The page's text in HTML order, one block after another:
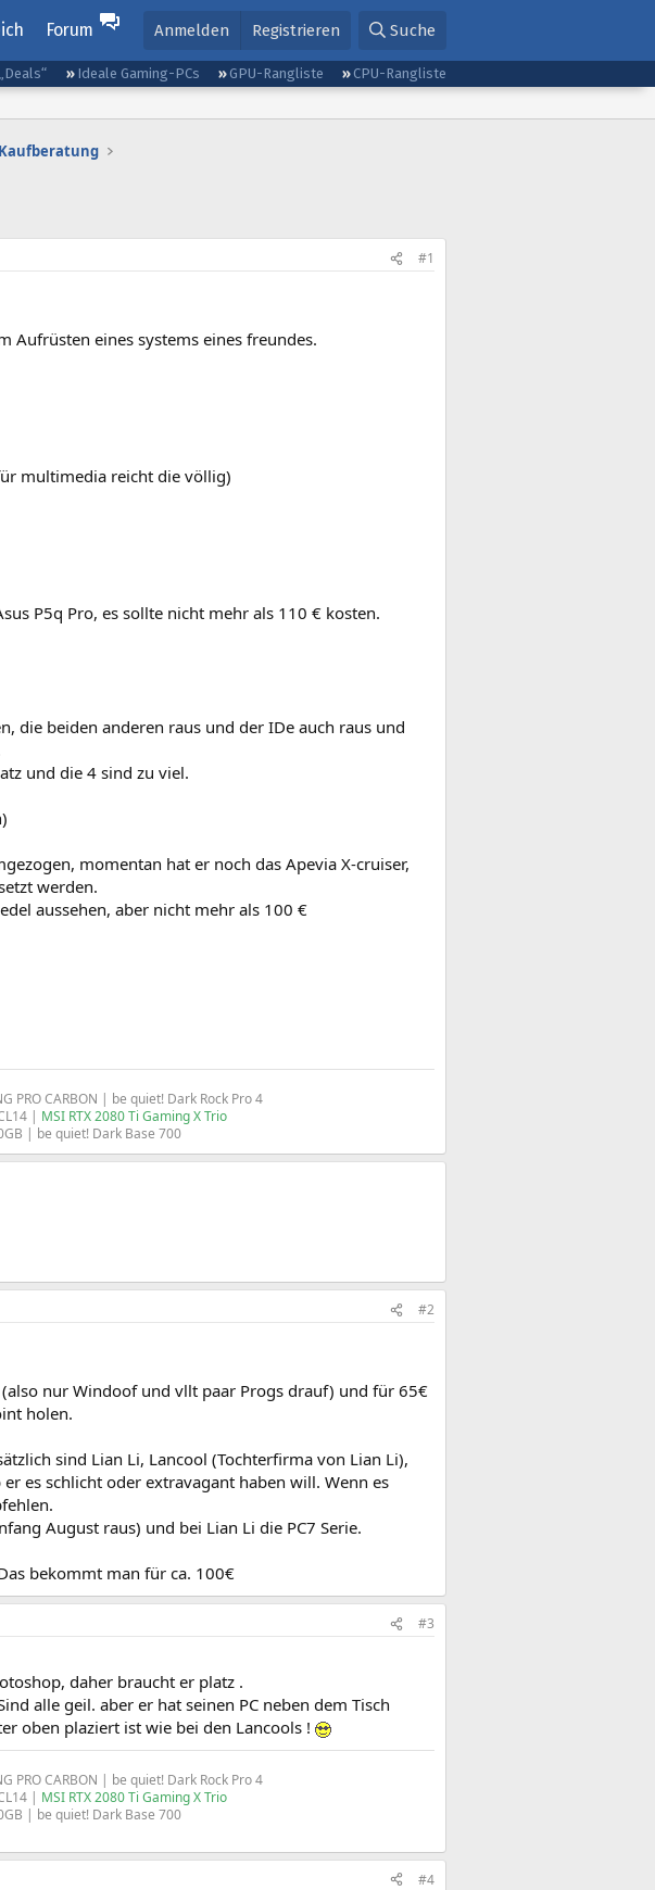
Forum Anmelden Registrieren Suche
Ideale Gaming-PCs GPU-Rangliste
CPU-Rangliste
#1
Aufrüsten eines systems eines freundes.
multimedia reicht die völlig)
P5q Pro, es sollte nicht mehr als 110 € kosten.
die beiden anderen raus und der IDe auch raus und
und die 4 sind zu viel.
momentan hat er noch das Apevia X-cruiser,
werden.
aussehen, aber nicht mehr als 100 €
PRO CARBON | be quiet! Dark Rock Pro 4
| MSI RTX 2080 Ti Gaming X Trio
| be quiet! Dark Base 700​
#2
nur Windoof und vllt paar Progs drauf) und für 65€
holen.
sind Lian Li, Lancool (Tochterfirma von Lian Li),
es schlicht oder extravagant haben will. Wenn es
August raus) und bei Lian Li die PC7 Serie.
bekommt man für ca. 100€
#3
daher braucht er platz .
alle geil. aber er hat seinen PC neben dem Tisch
oben plaziert ist wie bei den Lancools !
PRO CARBON | be quiet! Dark Rock Pro 4
| MSI RTX 2080 Ti Gaming X Trio
| be quiet! Dark Base 700​
#4